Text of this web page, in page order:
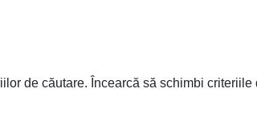
de căutare. Încearcă să schimbi